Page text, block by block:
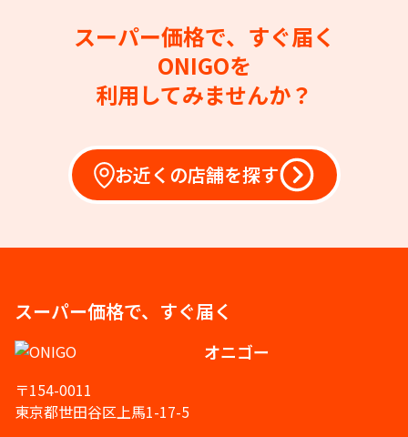
スーパー価格で、すぐ届く
ONIGOを
利用してみませんか？
お近くの店舗を探す
スーパー価格で、すぐ届く
オニゴー
〒154-0011
東京都世田谷区上馬1-17-5